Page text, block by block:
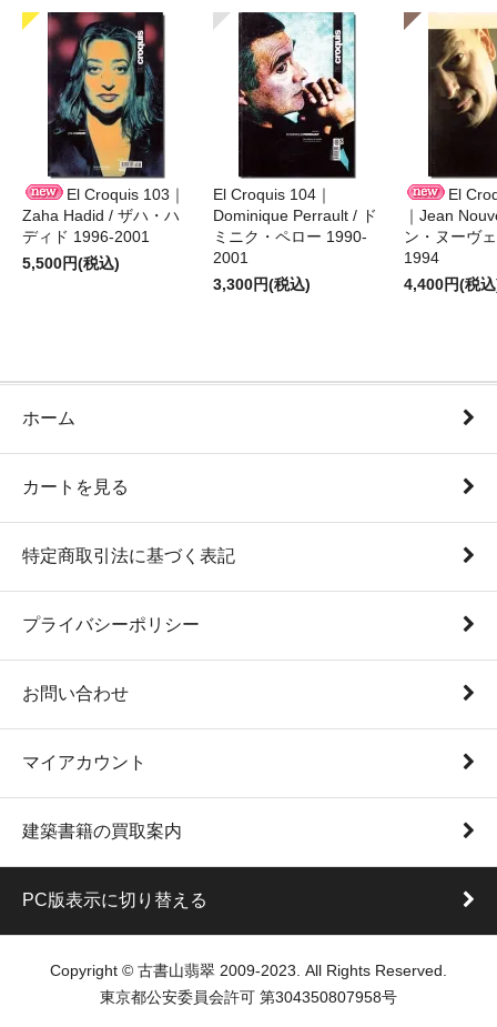
El Croquis 103｜
Zaha Hadid / ザハ・ハ
ディド 1996-2001
5,500円(税込)
El Croquis 104｜
Dominique Perrault / ド
ミニク・ペロー 1990-
2001
3,300円(税込)
El
｜Jean
ン・ヌーヴ
1994
4,400円(税
ホーム
カートを見る
特定商取引法に基づく表記
プライバシーポリシー
お問い合わせ
マイアカウント
建築書籍の買取案内
PC版表示に切り替える
Copyright © 古書山翡翠 2009-2023. All Rights Reserved.
東京都公安委員会許可 第304350807958号